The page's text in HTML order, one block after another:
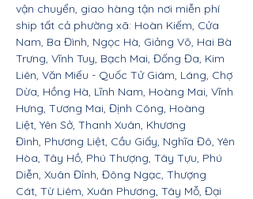
vận chuyển, giao hàng tận nơi miễn phí
ship tất cả phường xã: Hoàn Kiếm, Cửa
Nam, Ba Đình, Ngọc Hà, Giảng Võ, Hai Bà
Trưng, Vĩnh Tuy, Bạch Mai, Đống Đa, Kim
Liên, Văn Miếu - Quốc Tử Giám, Láng, Chợ
Dừa, Hồng Hà, Lĩnh Nam, Hoàng Mai, Vĩnh
Hưng, Tương Mai, Định Công, Hoàng
Liệt, Yên Sở, Thanh Xuân, Khương
Đình, Phương Liệt, Cầu Giấy, Nghĩa Đô, Yên
Hòa, Tây Hồ, Phú Thượng, Tây Tựu, Phú
Diễn, Xuân Đỉnh, Đông Ngạc, Thượng
Cát, Từ Liêm, Xuân Phương, Tây Mỗ, Đại